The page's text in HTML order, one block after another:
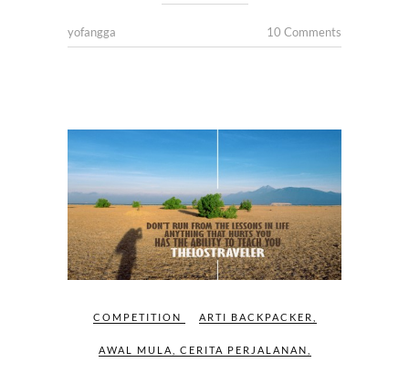
yofangga 10 Comments
COMPETITION ARTI BACKPACKER
AWAL MULA CERITA PERJALANAN